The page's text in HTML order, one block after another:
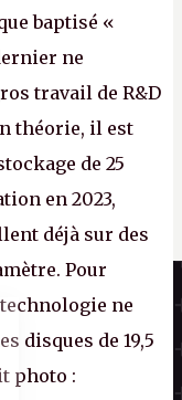
baptisé «
ne
travail de R&D
théorie, il est
de 25
en 2023,
déjà sur des
Pour
ne
disques de 19,5
photo :
Kiosque numérique
Boutique